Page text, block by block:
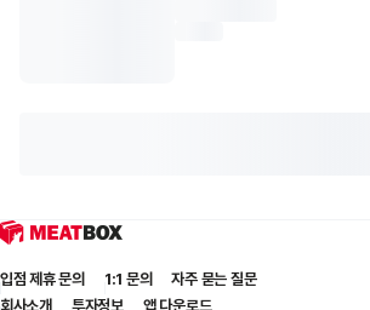
입점 제휴 문의 1:1 문의
자주 묻는 질문
회사소개
투자정보 앱 다운로드